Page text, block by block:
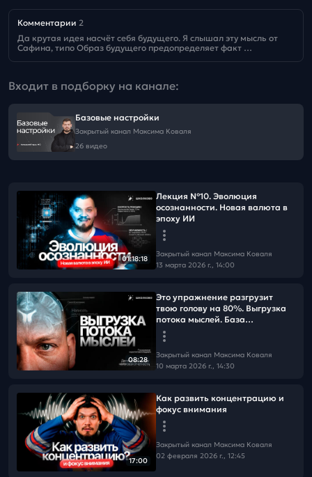
Комментарии 2
Да крутая идея насчёт себя будущего. Я слышал эту мысль от
Сафина, типо Образ будущего предопределяет факт
Входит в подборку на канале:
Базовые настройки
Закрытый канал Максима Коваля
26 видео
01:18:18
Лекция №10. Эволюция
осознанности. Новая валюта в
эпоху ИИ
Закрытый канал Максима Коваля
13 марта 2026 г., 14:00
08:28
Это упражнение разгрузит
твою голову на 80%. Выгрузка
потока мыслей. База
продуктивности
Закрытый канал Максима Коваля
10 марта 2026 г., 14:30
17:00
Как развить концентрацию и
фокус внимания
Закрытый канал Максима Коваля
02 февраля 2026 г., 12:45